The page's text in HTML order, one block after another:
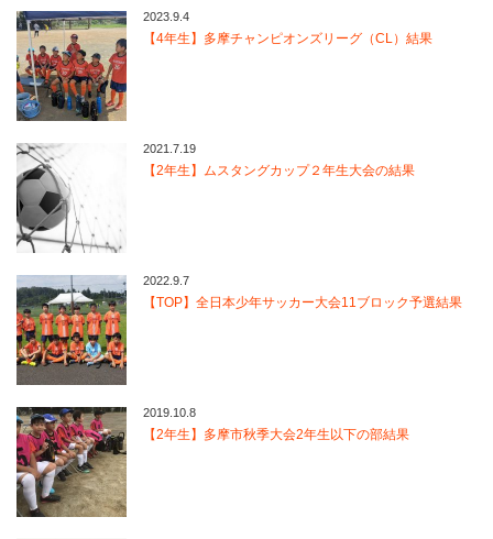
2023.9.4
【4年生】多摩チャンピオンズリーグ（CL）結果
2021.7.19
【2年生】ムスタングカップ２年生大会の結果
2022.9.7
【TOP】全日本少年サッカー大会11ブロック予選結果
2019.10.8
【2年生】多摩市秋季大会2年生以下の部結果